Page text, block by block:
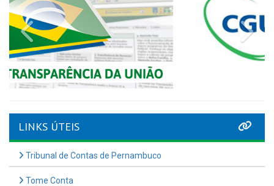
Previous
LINKS ÚTEIS
Tribunal de Contas de Pernambuco
Tome Conta